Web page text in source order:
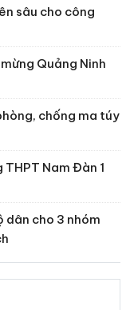
sâu cho công
Quảng Ninh
chống ma túy
Nam Đàn 1
dân cho 3 nhóm